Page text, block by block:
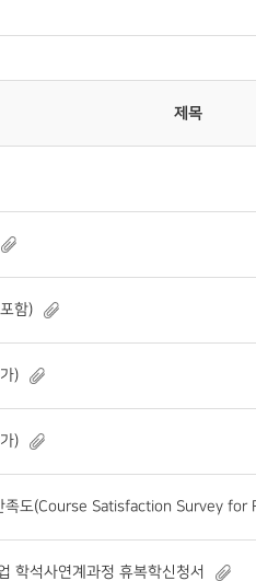
제목
함)
)
)
족도(Course Satisfaction Survey for
학석사연계과정 휴복학신청서